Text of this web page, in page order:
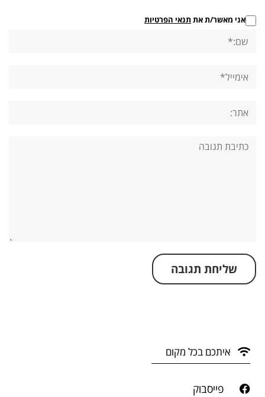
אני מאשר/ת אתתנאי הפרטיות
תגובה:
איתכם בכל מקום
פייסבוק